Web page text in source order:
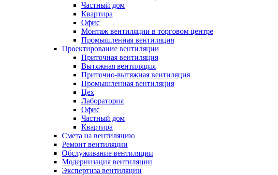
Частный дом
Квартира
Офис
Монтаж вентиляции в торговом центре
Промышленная вентиляция
Проектирование вентиляции
Приточная вентиляция
Вытяжная вентиляция
Приточно-вытяжная вентиляция
Промышленная вентиляция
Цех
Лаборатория
Офис
Частный дом
Квартира
Смета на вентиляцию
Ремонт вентиляции
Обслуживание вентиляции
Модернизация вентиляции
Экспертиза вентиляции